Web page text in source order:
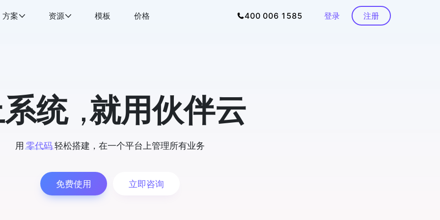
方案 资源 模板 价格 400 006 1585 登录 注册
统，就用伙伴云
用 零代码轻松搭建，在⼀个平台上管理所有业务
免费使用 立即咨询